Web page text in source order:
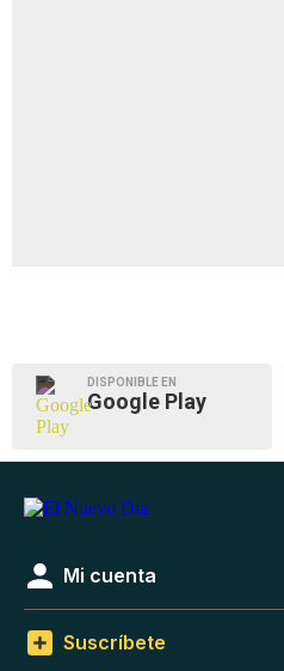
DISPONIBLE EN
Google Play
Mi cuenta
Suscríbete